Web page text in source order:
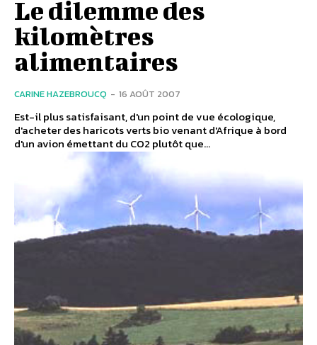
Le dilemme des
kilomètres
alimentaires
CARINE HAZEBROUCQ - 16 AOÛT 2007
Est-il plus satisfaisant, d'un point de vue écologique,
d'acheter des haricots verts bio venant d'Afrique à bord
d'un avion émettant du CO2 plutôt que...